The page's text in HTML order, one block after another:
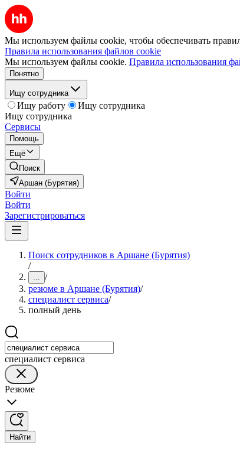
Мы используем файлы cookie, чтобы обеспечивать
Правила использования файлов cookie
Мы используем файлы cookie. Правила использования
Понятно
Ищу сотрудника
Ищу работу
Ищу сотрудника
Ищу сотрудника
Сервисы
Помощь
Ещё
Поиск
Аршан (Бурятия)
Войти
Войти
Зарегистрироваться
Поиск сотрудников в Аршане (Бурятия)
/
... /
резюме в Аршане (Бурятия)/
специалист сервиса/
полный день
специалист сервиса
Резюме
Найти